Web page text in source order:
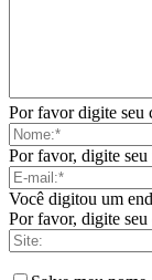
Por favor digite seu
Por favor, digite seu
Você digitou um
Por favor, digite